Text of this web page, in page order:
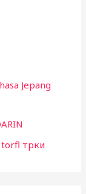
Jepang
torfl трки